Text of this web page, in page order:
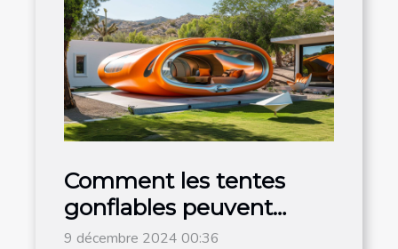
Comment les tentes
gonflables peuvent
dynamiser vos
9 décembre 2024 00:36